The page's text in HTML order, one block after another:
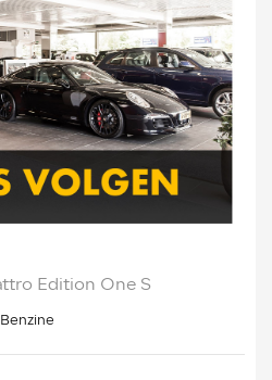
Edition One S
Benzine